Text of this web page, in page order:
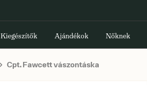
Kiegészítők Ajándékok Nőknek
Cpt. Fawcett vászontáska